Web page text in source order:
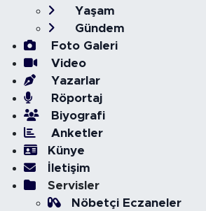
Yaşam
Gündem
Foto Galeri
Video
Yazarlar
Röportaj
Biyografi
Anketler
Künye
İletişim
Servisler
Nöbetçi Eczaneler